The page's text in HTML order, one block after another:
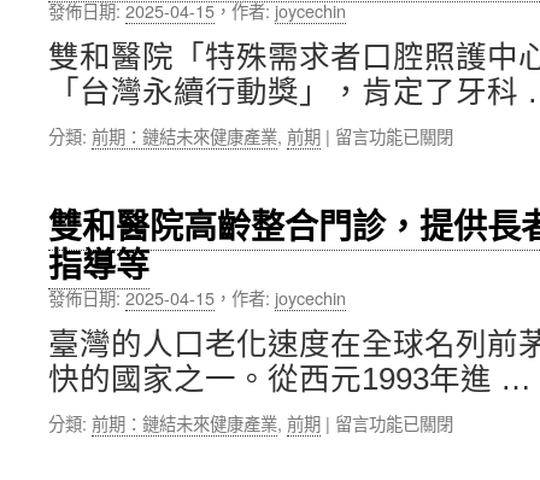
里
程
碑〉
中
驗
綠
色
通
共
療
新
中
知
名
組
織
Avance
Clinical，
亞
洲
臨
研
究
與
生
創
發佈日期:2025-04-15，作者: joycechin
雙和醫院「特殊需求者口腔照護中
「台灣永續行動獎」，肯定了牙
分類: 前期：鏈結未來健康產業, 前期 | 在
首
間
「特
需
求
者
口
腔
照
留言功能已關閉
雙和醫院高齡整合門診，提供長
指導等
發佈日期:2025-04-15 ， 作者: joycechin
臺灣的人口老化速度在全球名列前
快的國家之一。從西元1993年進 …
分類: 前期：鏈結未來健康產業, 前期 | 在
留言功能已關閉